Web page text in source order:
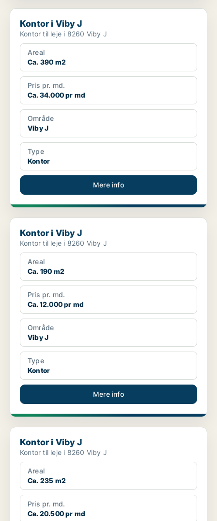
Kontor i Viby J
Kontor i Viby J
Kontor til leje i 8260 Viby J
Areal
Ca. 390 m2
Pris pr. md.
Ca. 34.000 pr md
Område
Viby J
Type
Kontor
Mere info
Kontor i Viby J
Kontor i Viby J
Kontor til leje i 8260 Viby J
Areal
Ca. 190 m2
Pris pr. md.
Ca. 12.000 pr md
Område
Viby J
Type
Kontor
Mere info
Kontor i Viby J
Kontor i Viby J
Kontor til leje i 8260 Viby J
Areal
Ca. 235 m2
Pris pr. md.
Ca. 20.500 pr md